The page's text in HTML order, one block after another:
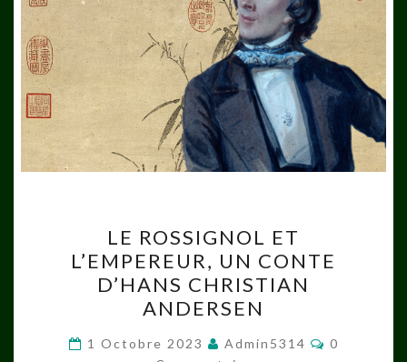
ROSSIGNOL
ET
L’EMPEREUR,
UN
CONTE
LE ROSSIGNOL ET
L’EMPEREUR, UN CONTE
D’HANS CHRISTIAN
ANDERSEN
1 Octobre 2023 Admin5314
0